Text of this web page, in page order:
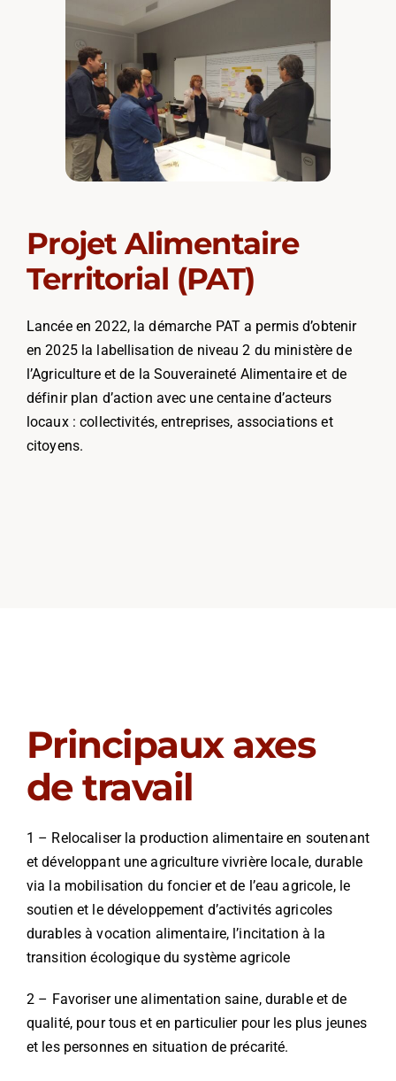
Projet Alimentaire
Territorial (PAT)
Lancée en 2022, la démarche PAT a permis d’obtenir
en 2025 la labellisation de niveau 2 du ministère de
l’Agriculture et de la Souveraineté Alimentaire et de
définir plan d’action avec une centaine d’acteurs
locaux : collectivités, entreprises, associations et
citoyens.
Principaux axes
de travail
1 – Relocaliser la production alimentaire en soutenant
et développant une agriculture vivrière locale, durable
via la mobilisation du foncier et de l’eau agricole, le
soutien et le développement d’activités agricoles
durables à vocation alimentaire, l’incitation à la
transition écologique du système agricole
2 – Favoriser une alimentation saine, durable et de
qualité, pour tous et en particulier pour les plus jeunes
et les personnes en situation de précarité.